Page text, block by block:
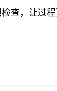
查，让过